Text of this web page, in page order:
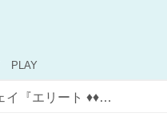
PLAY
キャロウェイ『エリート ♦♦♦』の追加3種を打ち比べ！ 「3機種ともノーマル『♦♦♦』に比べて操作性が向上し、スピン量は抑えられている」 【プロが試打&分析・動画あり】